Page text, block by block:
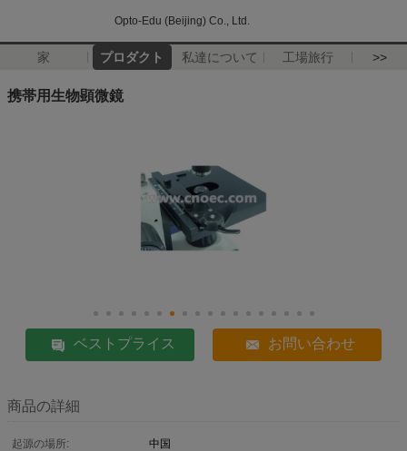
Opto-Edu (Beijing) Co., Ltd.
家 プロダクト 私達について 工場旅行 >>
携帯用生物顕微鏡
ベストプライス お問い合わせ
商品の詳細
起源の場所:
中国